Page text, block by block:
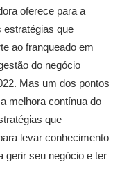
oferece para a
estratégias que
ao franqueado em
do negócio
Mas um dos pontos
melhora contínua do
que
levar conhecimento
gerir seu negócio e ter